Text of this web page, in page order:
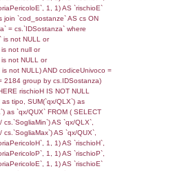
ON
=
=
AND
f_territori_limitrofi.Distanza,